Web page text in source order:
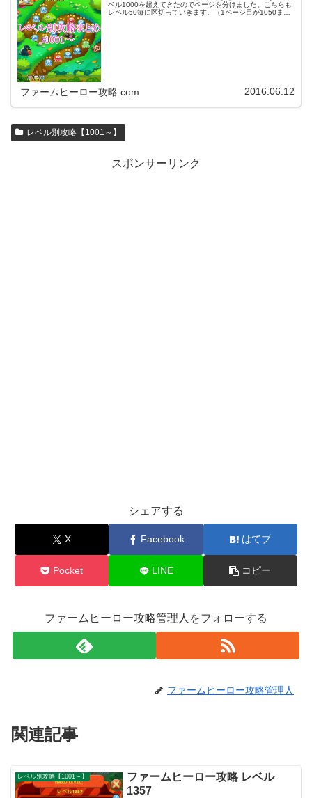
ベル1000を超えてきたのでページを分けました。こちらも
レベル50毎に区切っていきます。（1ページ目が1050ま
ファームヒーロー攻略.com 2016.06.12
レベル別攻略【1001～】
スポンサーリンク
シェアする
X Facebook はてブ
Pocket LINE コピー
ファームヒーロー攻略管理人をフォローする
ファームヒーロー攻略管理人
関連記事
レベル別攻略【1001～】
ファームヒーロー攻略 レベル
1357